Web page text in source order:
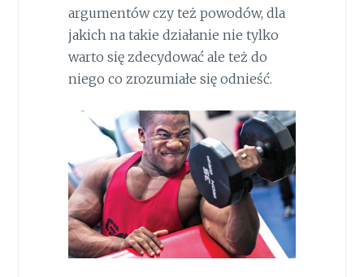
argumentów czy też powodów, dla
jakich na takie działanie nie tylko
warto się zdecydować ale też do
niego co zrozumiałe się odnieść.